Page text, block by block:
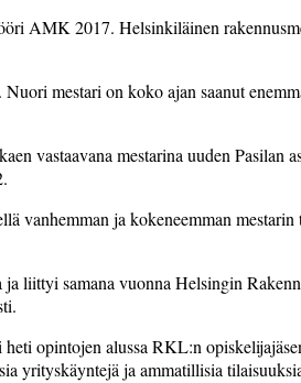
AMK 2017. Helsinkiläinen
mestari on koko ajan saanut
vastaavana mestarina uuden Pasilan
vanhemman ja kokeneemman
liittyi samana vuonna Helsingin
opintojen alussa RKL:n
yrityskäyntejä ja ammatillisia